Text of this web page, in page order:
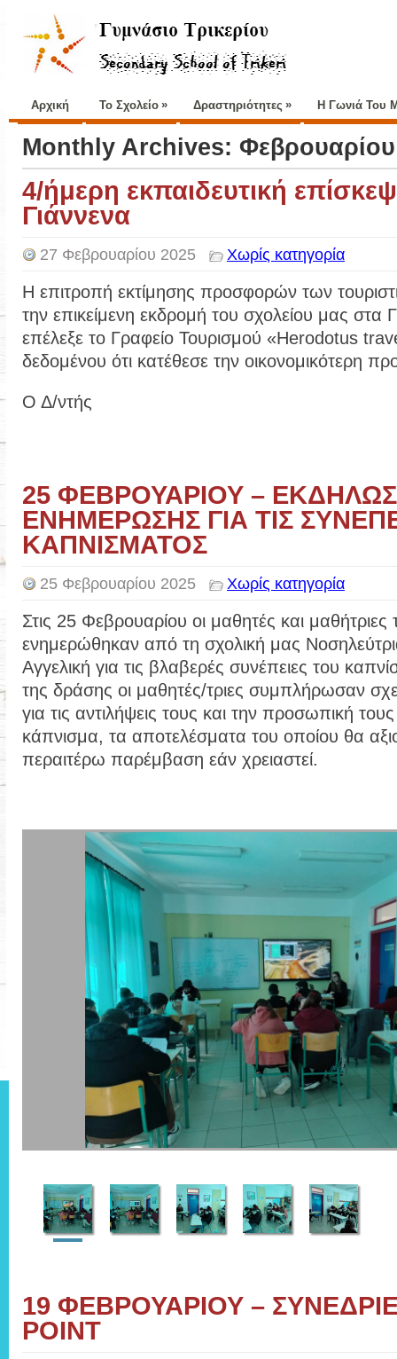
Αρχική Το Σχολείο » Δραστηριότητες » Η Γωνιά Του
Monthly Archives:
4/ήμερη εκπαιδευτική
Γιάννενα
27 Φεβρουαρίου 2025 Χωρίς κατηγορία
Η επιτροπή εκτίμησης προσφορών των
την επικείμενη εκδρομή του σχολείου μας στα
επέλεξε το Γραφείο Τουρισμού «Herodotus
δεδομένου ότι κατέθεσε την οικονομικότερη
Ο Δ/ντής
25 ΦΕΒΡΟΥΑΡΙΟΥ –
ΕΝΗΜΕΡΩΣΗΣ ΓΙΑ ΤΙΣ
ΚΑΠΝΙΣΜΑΤΟΣ
25 Φεβρουαρίου 2025 Χωρίς κατηγορία
Στις 25 Φεβρουαρίου οι μαθητές και μαθήτριες
ενημερώθηκαν από τη σχολική μας
Αγγελική για τις βλαβερές συνέπειες του
της δράσης οι μαθητές/τριες συμπλήρωσαν
για τις αντιλήψεις τους και την προσωπική
κάπνισμα, τα αποτελέσματα του οποίου θα
περαιτέρω παρέμβαση εάν χρειαστεί.
19 ΦΕΒΡΟΥΑΡΙΟΥ –
POINT